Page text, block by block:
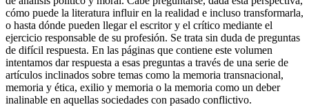
cómo puede la literatura influir en la realidad e incluso transformarla,
o hasta dónde pueden llegar el escritor y el crítico mediante el
ejercicio responsable de su profesión. Se trata sin duda de preguntas
de difícil respuesta. En las páginas que contiene este volumen
intentamos dar respuesta a esas preguntas a través de una serie de
artículos inclinados sobre temas como la memoria transnacional,
memoria y ética, exilio y memoria o la memoria como un deber
inalinable en aquellas sociedades con pasado conflictivo.